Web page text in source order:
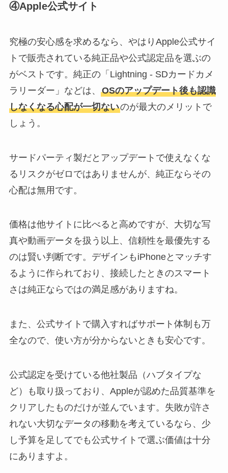
④Apple公式サイト
究極の安心感を求めるなら、やはりApple公式サイ
トで販売されている純正品や公式認定品を選ぶの
がベストです。純正の「Lightning - SDカードカメ
ラリーダー」などは、 OSのアップデート後も認識
しなくなる心配が一切ないのが最大のメリットで
しょう。
サードパーティ製だとアップデートで使えなくな
るリスクがゼロではありませんが、純正ならその
心配は無用です。
価格は他サイトに比べると高めですが、大切な写
真や動画データを扱う以上、信頼性を最優先する
のは賢い判断です。デザインもiPhoneとマッチす
るように作られており、接続したときのスマート
さは純正ならではの満足感がありますね。
また、公式サイトで購入すればサポート体制も万
全なので、使い方が分からないときも安心です。
公式認定を受けている他社製品（ハブタイプな
ど）も取り扱っており、Appleが認めた品質基準を
クリアしたものだけが並んでいます。失敗が許さ
れない大切なデータの移動を考えているなら、少
し予算を足してでも公式サイトで選ぶ価値は十分
にありますよ。